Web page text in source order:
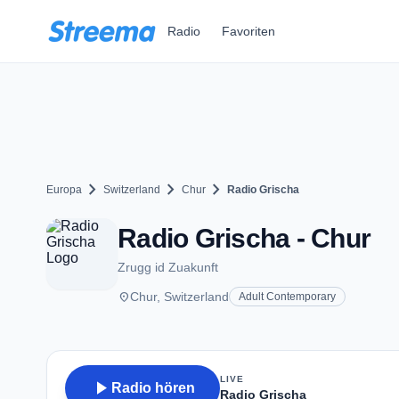
Radio Favoriten
Europa chevron_right Switzerland chevron_right Chur chevron_right Radio Grischa
Radio Grischa - Chur
Zrugg id Zuakunft
placeChur, Switzerland Adult Contemporary
play_arrow Radio hören
LIVE
Radio Grischa